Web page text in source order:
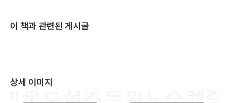
이 책과 관련된 게시글
상세 이미지